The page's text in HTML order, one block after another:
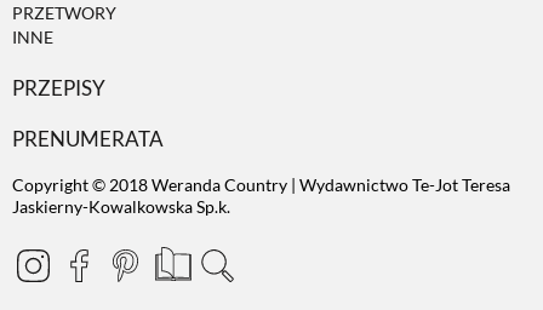
PRZETWORY
INNE
PRZEPISY
PRENUMERATA
Copyright © 2018 Weranda Country | Wydawnictwo Te-Jot Teresa
Jaskierny-Kowalkowska Sp.k.